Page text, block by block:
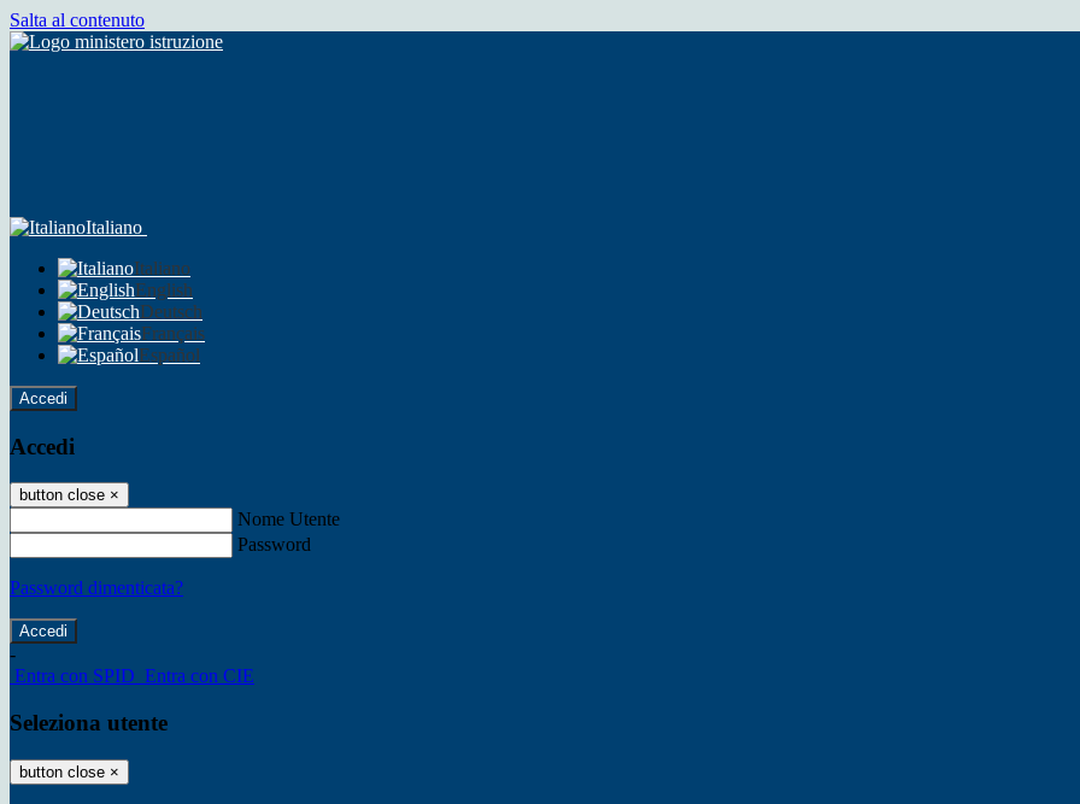
Salta al contenuto
Italiano
Italiano
English
Deutsch
Français
Español
Accedi
Accedi
button close ×
Nome Utente
Password
Password dimenticata?
-
Entra con SPID Entra con CIE
Seleziona utente
button close ×